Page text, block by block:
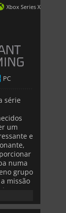
Xbox Series X
PC
série
um
e
numa
grupo
missão
acção